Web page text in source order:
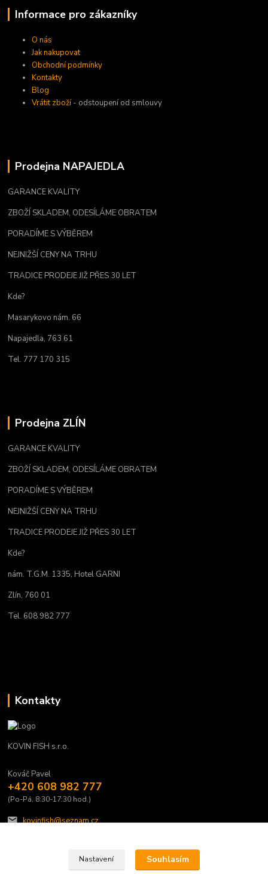
Informace pro zákazníky
O nás
Jak nakupovat
Obchodní podmínky
Kontakty
Blog
Vrátit zboží- odstoupení od smlouvy
Prodejna NAPAJEDLA
GARANCE KVALITY
ZBOŽÍ SKLADEM, ODESÍLÁME OBRATEM
PORADÍME S VÝBĚREM
NEJNIŽŠÍ CENY NA TRHU
TRADICE PRODEJE JIŽ PŘES 30 LET
Kde?
Masarykovo nám. 66
Napajedla, 763 61
Tel. 777 170 315
Prodejna ZLÍN
GARANCE KVALITY
ZBOŽÍ SKLADEM, ODESÍLÁME OBRATEM
PORADÍME S VÝBĚREM
NEJNIŽŠÍ CENY NA TRHU
TRADICE PRODEJE JIŽ PŘES 30 LET
Kde?
nám. T.G.M. 1335, Hotel GARNI
Zlín, 760 01
Tel. 608 982 777
Kontakty
KOVIN FISH s.r.o.
Kováč Pavel
+420 608 982 777
(Po-Pá, 8:30-17:30 hod.)
kovinfish@seznam.cz
Nastavení Souhlasím